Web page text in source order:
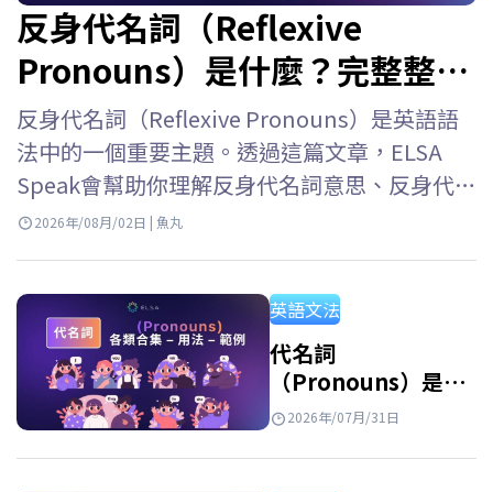
反身代名詞（Reflexive
Pronouns）是什麼？完整整理
用法、位置、表格與練習題
反身代名詞（Reflexive Pronouns）是英語語
法中的一個重要主題。透過這篇文章，ELSA
Speak會幫助你理解反身代名詞意思、反身代名
詞用法、反身代名詞位置、如何與人稱代名詞
詞 英文 (Reflexive Pronouns) 是指句子中的主
詞和受詞指涉同一個人或事物時，用來指稱執
行動作的人或物的代名詞。此外，反身代名詞
也用於強調主詞或表示由自己完成某個動作。
2026年/08月/02日 | 魚丸
英語文法
代名詞
（Pronouns）是什
麼？英文代名詞種
2026年/07月/31日